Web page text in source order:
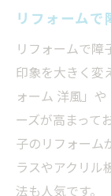
術
和室
障子
リフ
リフォー
リフ
障子
リフォーム
リフォームで障
印象を大きく変
ォーム 洋風」
ーズが高まって
子のリフォーム
ラスやアクリル
法も人気です。